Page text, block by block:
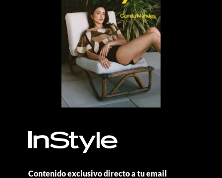
Contenido exclusivo directo a tu email